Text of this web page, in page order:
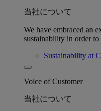
当社について
We have embraced an
sustainability in order to
Sustainability at
Voice of Customer
当社について